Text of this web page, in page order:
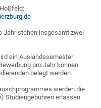
Jahr stehen insgesamt zwei
ein Auslandssemester
pro Jahr können
belegt werden.
werden die
Studiengebühren erlassen